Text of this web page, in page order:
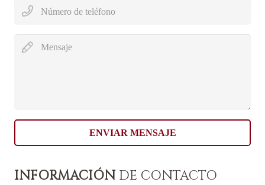
ENVIAR MENSAJE
INFORMACIÓNDE CONTACTO